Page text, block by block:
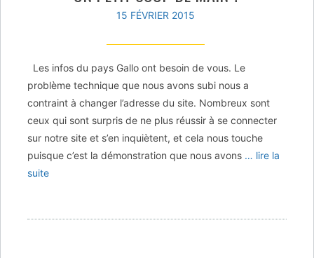
15 FÉVRIER 2015
Les infos du pays Gallo ont besoin de vous. Le
problème technique que nous avons subi nous a
contraint à changer l’adresse du site. Nombreux sont
ceux qui sont surpris de ne plus réussir à se connecter
sur notre site et s’en inquiètent, et cela nous touche
puisque c’est la démonstration que nous avons … lire la
suite